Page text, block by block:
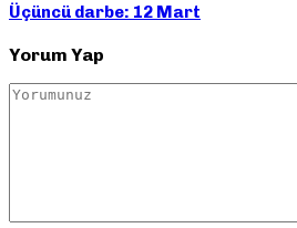
Üçüncü darbe: 12 Mart
Yorum Yap